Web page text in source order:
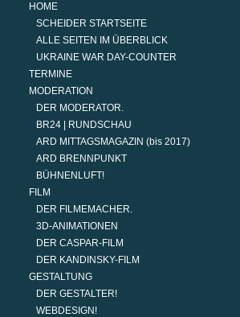
HOME
SCHEIDER STARTSEITE
ALLE SEITEN IM ÜBERBLICK
UKRAINE WAR DAY-COUNTER
TERMINE
MODERATION
DER MODERATOR.
BR24 | RUNDSCHAU
ARD MITTAGSMAGAZIN (bis 2017)
ARD BRENNPUNKT
BÜHNENLUFT!
FILM
DER FILMEMACHER.
3D-ANIMATIONEN
DER CASPAR-FILM
DER KANDINSKY-FILM
GESTALTUNG
DER GESTALTER!
WEBDESIGN!